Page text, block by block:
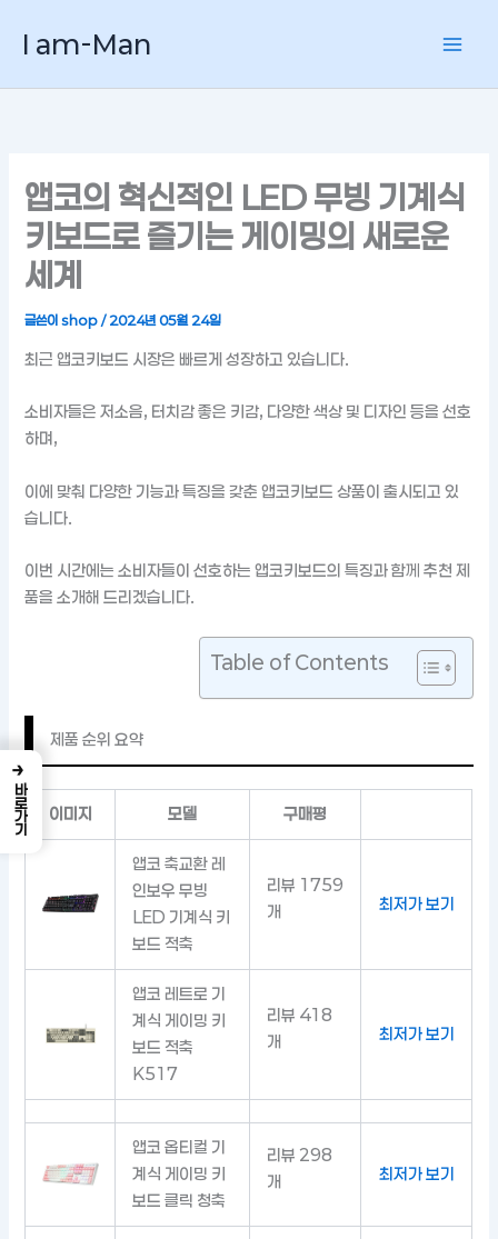
로
I am-Man
앱코의 혁신적인 LED 무빙 기계식
키보드로 즐기는 게이밍의 새로운
세계
글쓴이shop/2024년 05월 24일
최근 앱코키보드 시장은 빠르게 성장하고 있습니다.
소비자들은 저소음, 터치감 좋은 키감, 다양한 색상 및 디자인 등을 선호
하며,
이에 맞춰 다양한 기능과 특징을 갖춘 앱코키보드 상품이 출시되고 있
습니다.
이번 시간에는 소비자들이 선호하는 앱코키보드의 특징과 함께 추천 제
품을 소개해 드리겠습니다.
Table of Contents
제품 순위 요약
이미지 모델 구매평
앱코 축교환 레
인보우 무빙
LED 기계식 키
보드 적축
리뷰 1759
개
최저가 보기
앱코 레트로 기
계식 게이밍 키
보드 적축
K517
리뷰 418
개
최저가 보기
앱코 옵티컬 기
계식 게이밍 키
보드 클릭 청축
리뷰 298
개
최저가 보기
→
바로가기